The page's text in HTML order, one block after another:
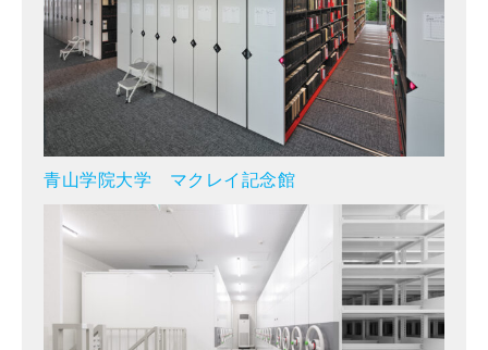
青山学院大学 マクレイ記念館